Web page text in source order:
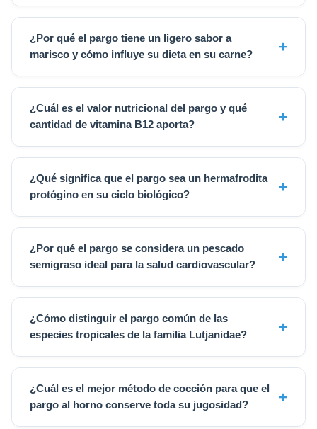
¿Por qué el pargo tiene un ligero sabor a
marisco y cómo influye su dieta en su carne?
¿Cuál es el valor nutricional del pargo y qué
cantidad de vitamina B12 aporta?
¿Qué significa que el pargo sea un hermafrodita
protógino en su ciclo biológico?
¿Por qué el pargo se considera un pescado
semigraso ideal para la salud cardiovascular?
¿Cómo distinguir el pargo común de las
especies tropicales de la familia Lutjanidae?
¿Cuál es el mejor método de cocción para que el
pargo al horno conserve toda su jugosidad?